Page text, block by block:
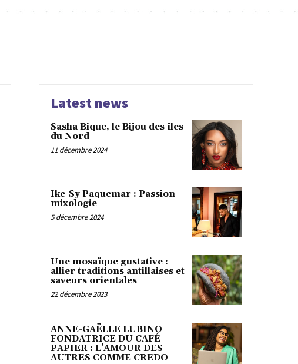
Latest news
Sasha Bique, le Bijou des îles
du Nord
11 décembre 2024
Ike-Sy Paquemar : Passion
mixologie
5 décembre 2024
Une mosaïque gustative :
allier traditions antillaises et
saveurs orientales
22 décembre 2023
ANNE-GAËLLE LUBINO
FONDATRICE DU CAFÉ
PAPIER : L’AMOUR DES
AUTRES COMME CREDO